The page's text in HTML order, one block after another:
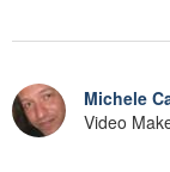
Michele
Video